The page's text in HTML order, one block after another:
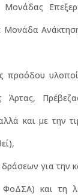
προόδου
Άρτας,
και με την
για την
ΦοΔΣΑ) και τη